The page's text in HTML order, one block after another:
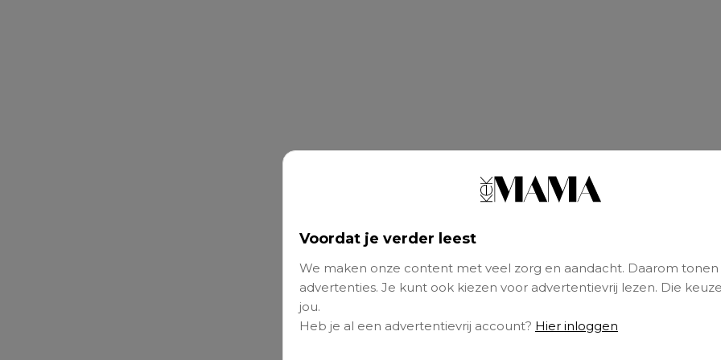
Voordat je verder leest
We maken onze content met veel zorg en aandacht. Daarom tonen
advertenties. Je kunt ook kiezen voor advertentievrij lezen. Die
jou.
Heb je al een advertentievrij account? Hier inloggen